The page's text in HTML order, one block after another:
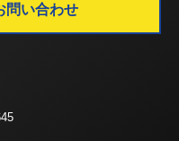
問い合わせ